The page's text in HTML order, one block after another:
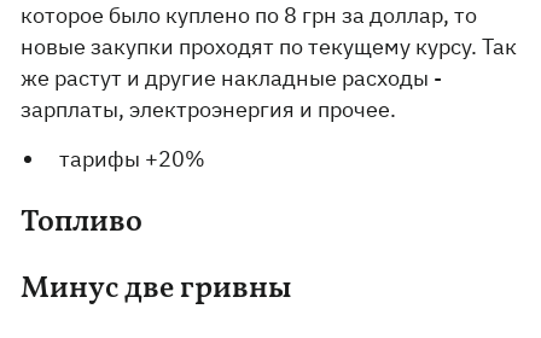
которое было куплено по 8 грн за доллар, то
новые закупки проходят по текущему курсу. Так
же растут и другие накладные расходы -
зарплаты, электроэнергия и прочее.
тарифы +20%
Топливо
Минус две гривны